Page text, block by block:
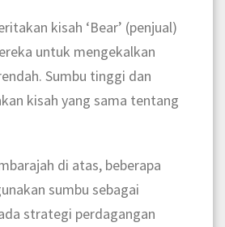
kisah ‘Bear’ (penjual)
untuk mengekalkan
Sumbu tinggi dan
kisah yang sama tentang
di atas, beberapa
sumbu sebagai
strategi perdagangan